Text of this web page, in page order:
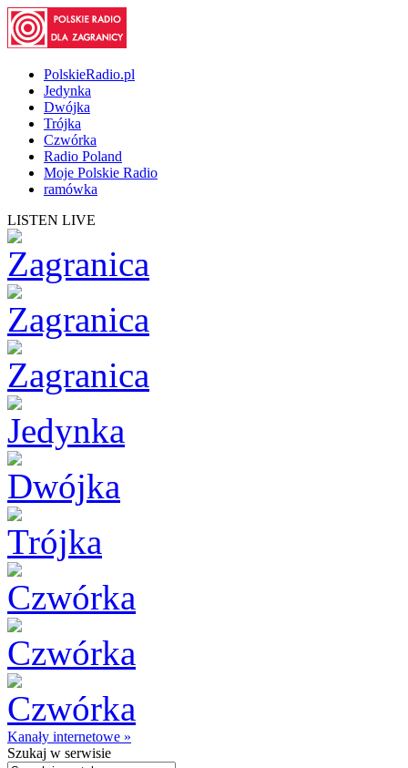
PolskieRadio.pl
Jedynka
Dwójka
Trójka
Czwórka
Radio Poland
Moje Polskie Radio
ramówka
LISTEN LIVE
Kanały internetowe »
Szukaj w serwisie